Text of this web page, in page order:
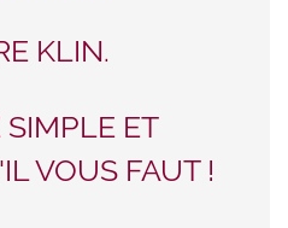
KLIN.
ET
VOUS FAUT !